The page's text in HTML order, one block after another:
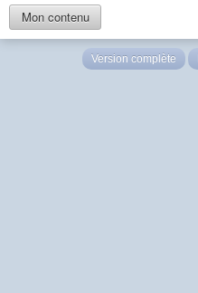
Mon contenu
Version complète